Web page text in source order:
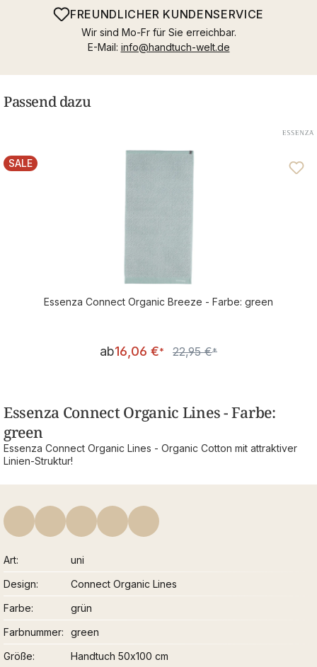
FREUNDLICHER KUNDENSERVICE
Wir sind Mo-Fr für Sie erreichbar.
E-Mail: info@handtuch-welt.de
Passend dazu
RABATT
SALE
Essenza Connect Organic Breeze - Farbe: green
Verkaufspreis:
ab16,06 €* Regulärer Preis:
22,95 €*
Essenza Connect Organic Lines - Farbe:
green
Essenza Connect Organic Lines - Organic Cotton mit attraktiver
Linien-Struktur!
Art
uni
Design
Connect Organic Lines
Farbe
grün
Farbnummer
green
Größe
Handtuch 50x100 cm